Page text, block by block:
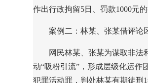
作出行政拘留5日、罚款1000元的
案例二：林某、张某借评论
网民林某、张某为谋取非法
动“吸粉引流”，形成层级化运作
犯罪活动罪，判处林某有期徒刑